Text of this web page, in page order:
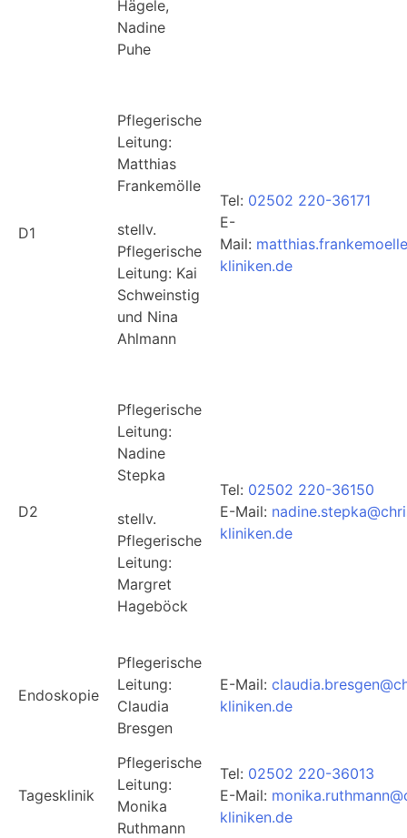
Hägele,
Nadine
Puhe
D1
Pflegerische
Leitung:
Matthias
Frankemölle
stellv.
Pflegerische
Leitung: Kai
Schweinstig
und Nina
Ahlmann
Tel: 02502 220-36171
E-
Mail:
kliniken.de
D2
Pflegerische
Leitung:
Nadine
Stepka
stellv.
Pflegerische
Leitung:
Margret
Hageböck
Tel: 02502 220-36150
E-Mail:
kliniken.de
Endoskopie
Pflegerische
Leitung:
Claudia
Bresgen
E-Mail:
kliniken.de
Tagesklinik
Pflegerische
Leitung:
Monika
Ruthmann
Tel: 02502 220-36013
E-Mail:
kliniken.de